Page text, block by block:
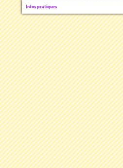
Infos pratiques